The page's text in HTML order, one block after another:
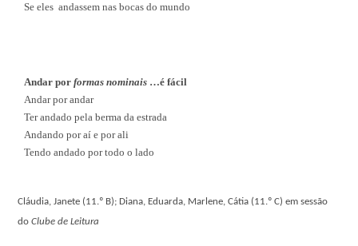
Se eles andassem nas bocas do mundo
Andar porformas nominais…é fácil
Andar por andar
Ter andado pela berma da estrada
Andando por aí e por ali
Tendo andado por todo o lado
Cláudia, Janete (11.º B); Diana, Eduarda, Marlene, Cátia (11.º C) em sessão
doClube de Leitura